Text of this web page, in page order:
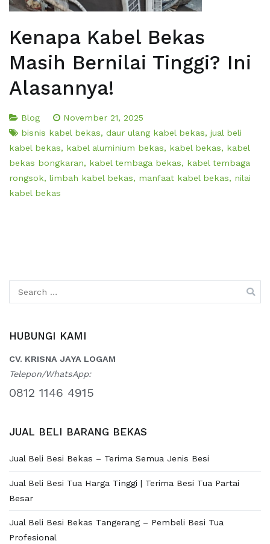
Kenapa Kabel Bekas
Masih Bernilai Tinggi? Ini
Alasannya!
Blog
November 21, 2025
bisnis kabel bekas, daur ulang kabel bekas, jual beli
kabel bekas, kabel aluminium bekas, kabel bekas, kabel
bekas bongkaran, kabel tembaga bekas, kabel tembaga
rongsok, limbah kabel bekas, manfaat kabel bekas, nilai
kabel bekas
for:
HUBUNGI KAMI
CV. KRISNA JAYA LOGAM
Telepon/WhatsApp:
0812 1146 4915
JUAL BELI BARANG BEKAS
Jual Beli Besi Bekas – Terima Semua Jenis Besi
Jual Beli Besi Tua Harga Tinggi | Terima Besi Tua Partai
Besar
Jual Beli Besi Bekas Tangerang – Pembeli Besi Tua
Profesional